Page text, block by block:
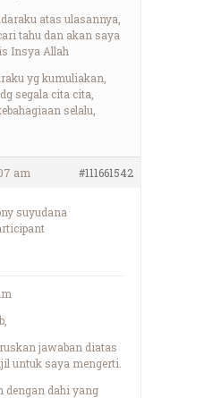
atas ulasannya,
tahu dan akan saya
Insya Allah
yg kumuliakan,
segala cita cita,
selalu,
am #111661542
suyudana
jawaban diatas
untuk saya mengerti.
dengan dahi yang